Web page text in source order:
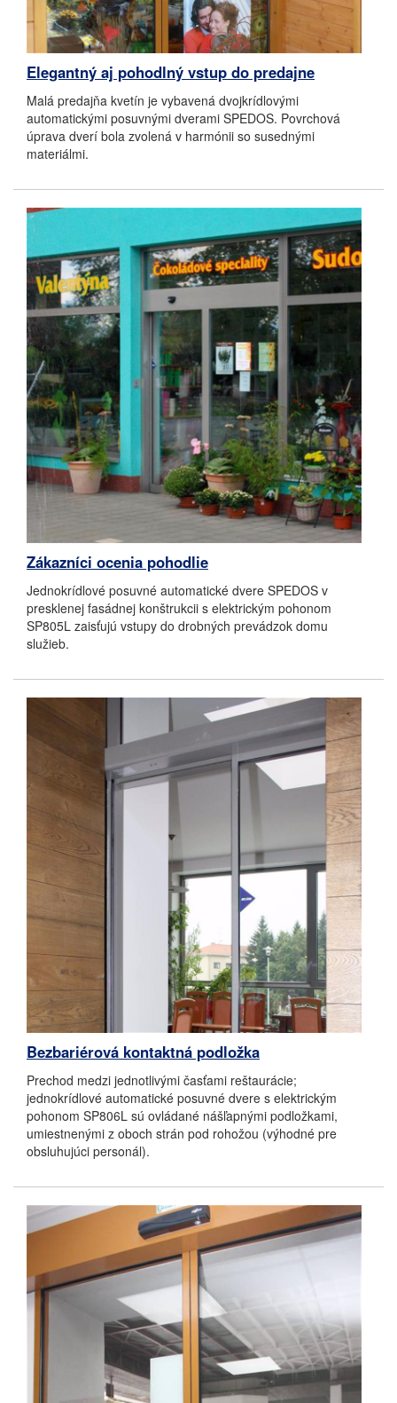
Elegantný aj pohodlný vstup do predajne
Malá predajňa kvetín je vybavená dvojkrídlovými
automatickými posuvnými dverami SPEDOS. Povrchová
úprava dverí bola zvolená v harmónii so susednými
materiálmi.
Zákazníci ocenia pohodlie
Jednokrídlové posuvné automatické dvere SPEDOS v
presklenej fasádnej konštrukcii s elektrickým pohonom
SP805L zaisťujú vstupy do drobných prevádzok domu
služieb.
Bezbariérová kontaktná podložka
Prechod medzi jednotlivými časťami reštaurácie;
jednokrídlové automatické posuvné dvere s elektrickým
pohonom SP806L sú ovládané nášľapnými podložkami,
umiestnenými z oboch strán pod rohožou (výhodné pre
obsluhujúci personál).